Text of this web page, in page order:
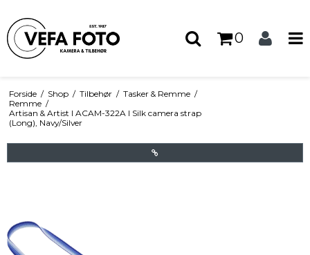
0
Forside / Shop / Tilbehør / Tasker & Remme /
Remme /
Artisan & Artist I ACAM-322A I Silk camera strap
(Long), Navy/Silver